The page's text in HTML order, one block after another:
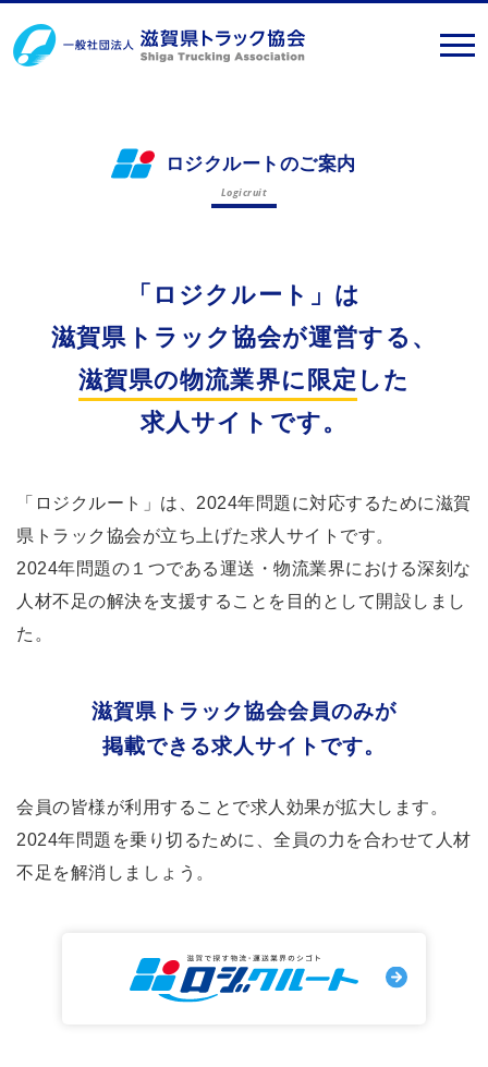
ロジクルートのご案内
Logicruit
「ロジクルート」は
滋賀県トラック協会が運営する、
滋賀県の物流業界に限定 した
求人サイトです。
「ロジクルート」は、2024年問題に対応するために滋賀
県トラック協会が立ち上げた求人サイトです。
2024年問題の１つである運送・物流業界における深刻な
人材不足の解決を支援することを目的として開設しまし
た。
滋賀県トラック協会会員のみが
掲載できる求人サイトです。
会員の皆様が利用することで求人効果が拡大します。
2024年問題を乗り切るために、全員の力を合わせて人材
不足を解消しましょう。